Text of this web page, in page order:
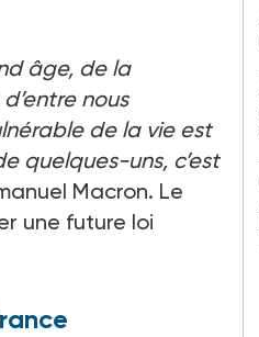
âge, de la
nous
de la vie est
quelques-uns, c’est
Macron. Le
une future loi